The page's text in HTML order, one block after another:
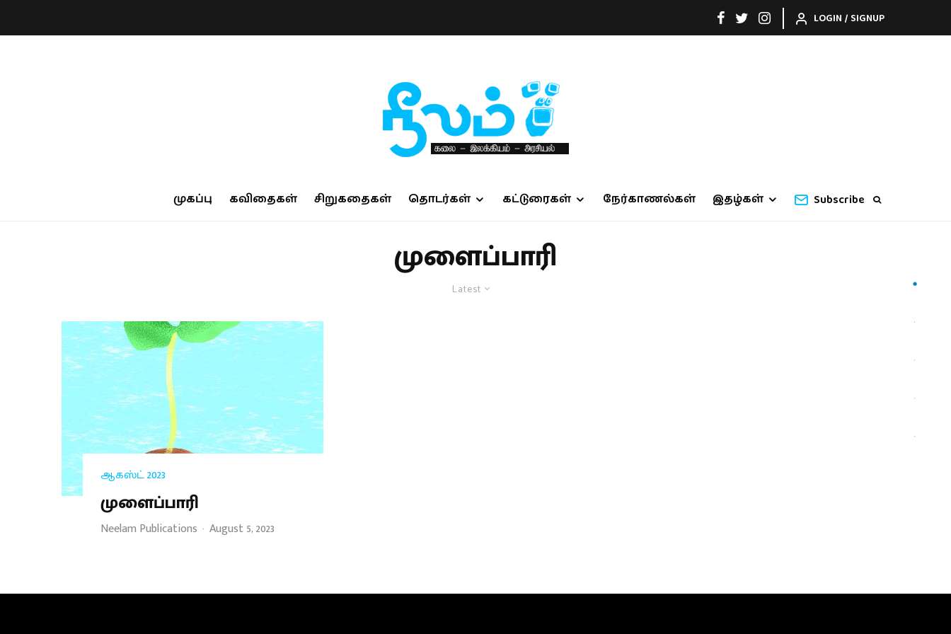
LOGIN / SIGNUP
முகப்பு கவிதைகள் சிறுகதைகள் தொடர்கள் கட்டுரைகள் நேர்காணல்கள் இதழ்கள் Subscribe
முளைப்பாரி
Latest
ஆகஸ்ட் 2023
முளைப்பாரி
Neelam Publications · August 5, 2023